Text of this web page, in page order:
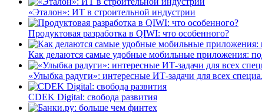
«Эталон»: ИТ в строительной индустрии
Продуктовая разработка в QIWI: что особенного?
Как делаются самые удобные мобильные приложения:
«Улыбка радуги»: интересные ИТ-задачи для всех
CDEK Digital: свобода развития